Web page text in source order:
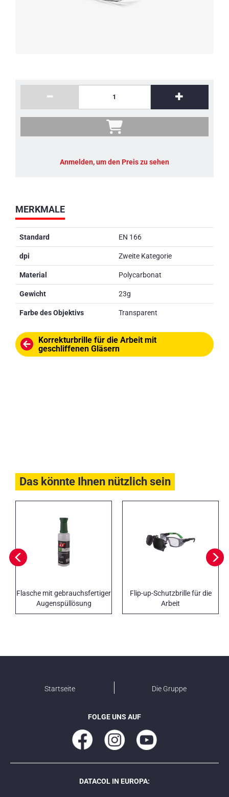
MERKMALE
Standard EN 166
dpi Zweite Kategorie
Material Polycarbonat
Gewicht 23g
Farbe des Objektivs Transparent
Korrekturbrille für die Arbeit mit
geschliffenen Gläsern
Anmelden, um den Preis zu sehen
Das könnte Ihnen nützlich sein
Flasche mit gebrauchsfertiger
Augenspüllösung
Flip-up-Schutzbrille für die
Arbeit
Startseite Die Gruppe
FOLGE UNS AUF
DATACOL IN EUROPA: